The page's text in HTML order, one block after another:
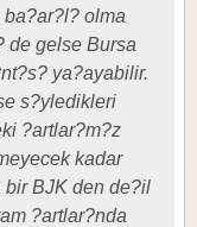
olma
de gelse Bursa
ya?ayabilir.
s?yledikleri
?artlar?m?z
kadar
bir BJK den de?il
?artlar?nda